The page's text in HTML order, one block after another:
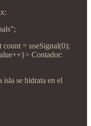
= useSignal(0);
Contador:
isla se hidrata en el